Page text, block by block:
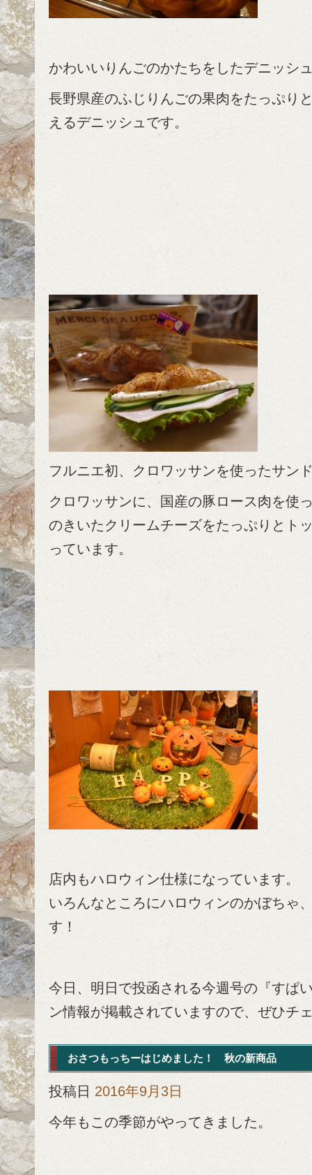
かわいいりんごのかたちをしたデニッシ
長野県産のふじりんごの果肉をたっぷり
えるデニッシュです。
フルニエ初、クロワッサンを使ったサン
クロワッサンに、国産の豚ロース肉を使
のきいたクリームチーズをたっぷりとト
っています。
店内もハロウィン仕様になっています。
いろんなところにハロウィンのかぼちゃ
す！
今日、明日で投函される今週号の『すぱ
ン情報が掲載されていますので、ぜひチ
おさつもっちーはじめました！ 秋の新商品
投稿日 2016年9月3日
今年もこの季節がやってきました。